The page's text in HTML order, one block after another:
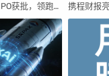
鑫华科技科创板IPO获批，领跑国内半导体材料市场